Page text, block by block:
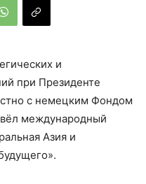
и
при Президенте
с немецким Фондом
международный
Азия и